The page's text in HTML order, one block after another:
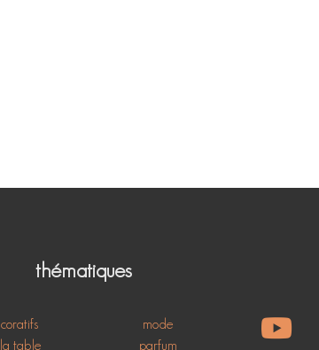
thématiques
table
mode
parfum